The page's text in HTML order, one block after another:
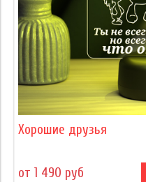
Хорошие друзья
от 1 490 руб